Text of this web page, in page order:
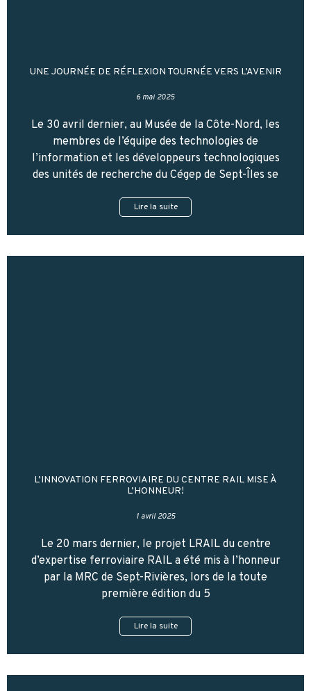
UNE JOURNÉE DE RÉFLEXION TOURNÉE VERS L’AVENIR
6 mai 2025
Le 30 avril dernier, au Musée de la Côte-Nord, les
membres de l’équipe des technologies de
l’information et les développeurs technologiques
des unités de recherche du Cégep de Sept-Îles se
Lire la suite
L’INNOVATION FERROVIAIRE DU CENTRE RAIL MISE À
L’HONNEUR!
1 avril 2025
Le 20 mars dernier, le projet LRAIL du centre
d’expertise ferroviaire RAIL a été mis à l’honneur
par la MRC de Sept-Rivières, lors de la toute
première édition du 5
Lire la suite